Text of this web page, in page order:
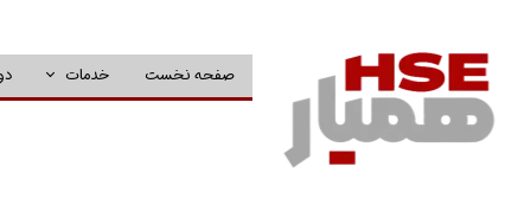
صفحه نخست خدمات